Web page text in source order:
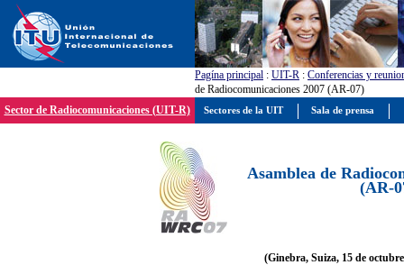
Pagína principal : UIT-R : Conferencias y
de Radiocomunicaciones 2007 (AR-07)
Sector de Radiocomunicaciones (UIT-R)
Asamblea de
(AR-
(Ginebra, Suiza, 15 de
Sectores de la UIT Sala de prensa